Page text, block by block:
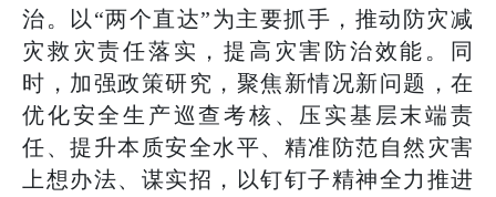
治。以“两个直达”为主要抓手，推动防灾减
灾救灾责任落实，提高灾害防治效能。同
时，加强政策研究，聚焦新情况新问题，在
优化安全生产巡查考核、压实基层末端责
任、提升本质安全水平、精准防范自然灾害
上想办法、谋实招，以钉钉子精神全力推进